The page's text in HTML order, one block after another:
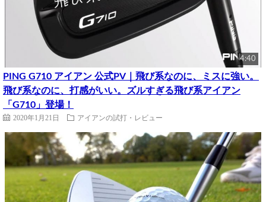
4:40
PING G710 アイアン 公式PV｜飛び系なのに、ミスに強い。
飛び系なのに、打感がいい。ズルすぎる飛び系アイアン
「G710」登場！
2020年1月21日 アイアンの試打・レビュー